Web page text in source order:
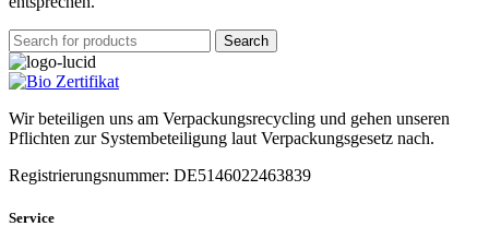
Search
Wir beteiligen uns am Verpackungsrecycling und gehen unseren
Pflichten zur Systembeteiligung laut Verpackungsgesetz nach.
Registrierungsnummer: DE5146022463839
Service